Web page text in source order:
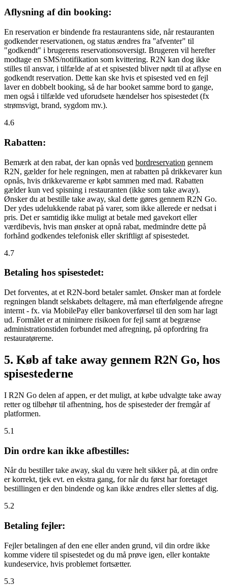
Aflysning af din booking:
En reservation er bindende fra restaurantens side, når restauranten
godkender reservationen, og status ændres fra "afventer" til
"godkendt" i brugerens reservationsoversigt. Brugeren vil herefter
modtage en SMS/notifikation som kvittering. R2N kan dog ikke
stilles til ansvar, i tilfælde af at et spisested bliver nødt til at aflyse en
godkendt reservation. Dette kan ske hvis et spisested ved en fejl
laver en dobbelt booking, så de har booket samme bord to gange,
men også i tilfælde ved uforudsete hændelser hos spisestedet (fx
strømsvigt, brand, sygdom mv.).
4.6
Rabatten:
Bemærk at den rabat, der kan opnås ved bordreservation gennem
R2N, gælder for hele regningen, men at rabatten på drikkevarer kun
opnås, hvis drikkevarerne er købt sammen med mad. Rabatten
gælder kun ved spisning i restauranten (ikke som take away).
Ønsker du at bestille take away, skal dette gøres gennem R2N Go.
Der ydes udelukkende rabat på varer, som ikke allerede er nedsat i
pris. Det er samtidig ikke muligt at betale med gavekort eller
værdibevis, hvis man ønsker at opnå rabat, medmindre dette på
forhånd godkendes telefonisk eller skriftligt af spisestedet.
4.7
Betaling hos spisestedet:
Det forventes, at et R2N-bord betaler samlet. Ønsker man at fordele
regningen blandt selskabets deltagere, må man efterfølgende afregne
internt - fx. via MobilePay eller bankoverførsel til den som har lagt
ud. Formålet er at minimere risikoen for fejl samt at begrænse
administrationstiden forbundet med afregning, på opfordring fra
restauratørerne.
5. Køb af take away gennem R2N Go, hos
spisestederne
I R2N Go delen af appen, er det muligt, at købe udvalgte take away
retter og tilbehør til afhentning, hos de spisesteder der fremgår af
platformen.
5.1
Din ordre kan ikke afbestilles:
Når du bestiller take away, skal du være helt sikker på, at din ordre
er korrekt, tjek evt. en ekstra gang, for når du først har foretaget
bestillingen er den bindende og kan ikke ændres eller slettes af dig.
5.2
Betaling fejler:
Fejler betalingen af den ene eller anden grund, vil din ordre ikke
komme videre til spisestedet og du må prøve igen, eller kontakte
kundeservice, hvis problemet fortsætter.
5.3